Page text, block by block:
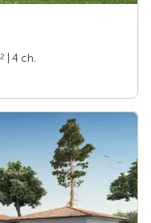
2
| 4 ch.